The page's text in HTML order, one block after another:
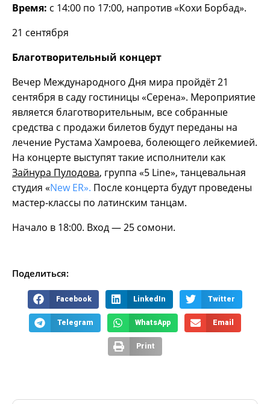
Время: с 14:00 по 17:00, напротив «Кохи Борбад».
21 сентября
Благотворительный концерт
Вечер Международного Дня мира пройдёт 21
сентября в саду гостиницы «Серена». Мероприятие
является благотворительным, все собранные
средства с продажи билетов будут переданы на
лечение Рустама Хамроева, болеющего лейкемией.
На концерте выступят такие исполнители как
Зайнура Пулодова, группа «5 Line», танцевальная
студия «New ER». После концерта будут проведены
мастер-классы по латинским танцам.
Начало в 18:00. Вход — 25 сомони.
Поделиться:
Facebook LinkedIn Twitter
Telegram WhatsApp Email
Print